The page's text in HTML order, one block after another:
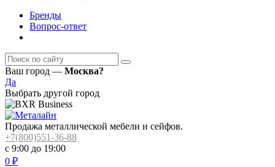
Бренды
Вопрос-ответ
Ваш город — Москва?
Да
Выбрать другой город
Продажа металлической мебели и сейфов.
+7(800)551-36-88
с 9:00 до 19:00
0 ₽